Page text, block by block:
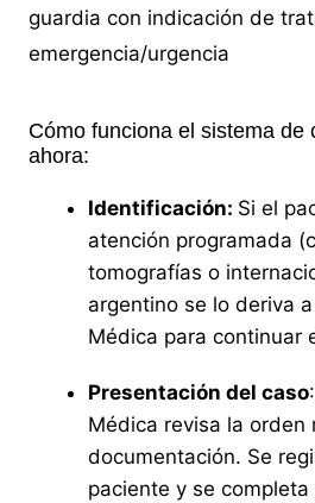
guardia con indicación de
emergencia/urgencia
Cómo funciona el sistema de
ahora:
Identificación: Si el
atención programada
tomografías o
argentino se lo deriva
Médica para continuar
Presentación del caso
Médica revisa la orden
documentación. Se
paciente y se